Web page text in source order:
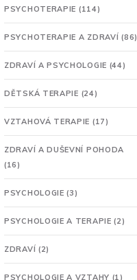
PSYCHOTERAPIE (114)
PSYCHOTERAPIE A ZDRAVÍ(86)
ZDRAVÍ A PSYCHOLOGIE (44)
DĚTSKÁ TERAPIE (24)
VZTAHOVÁ TERAPIE (17)
ZDRAVÍ A DUŠEVNÍ POHODA
(16)
PSYCHOLOGIE(3)
PSYCHOLOGIE A TERAPIE(2)
ZDRAVÍ (2)
PSYCHOLOGIE A VZTAHY (1)